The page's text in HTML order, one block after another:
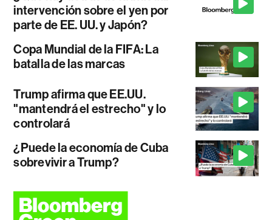
intervención sobre el yen por
parte de EE. UU. y Japón?
Copa Mundial de la FIFA: La
batalla de las marcas
Trump afirma que EE.UU.
"mantendrá el estrecho" y lo
controlará
¿Puede la economía de Cuba
sobrevivir a Trump?